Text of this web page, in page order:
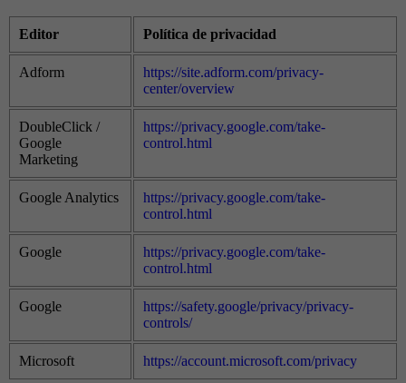
Editor Política de privacidad
Adform
https://site.adform.com/privacy-
center/overview
DoubleClick /
Google
Marketing
https://privacy.google.com/take-
control.html
Google Analytics
https://privacy.google.com/take-
control.html
Google
https://privacy.google.com/take-
control.html
Google
https://safety.google/privacy/privacy-
controls/
Microsoft https://account.microsoft.com/privacy